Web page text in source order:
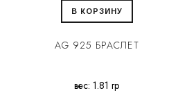
В КОРЗИНУ
AG 925 БРАСЛЕТ
вес: 1.81 гр